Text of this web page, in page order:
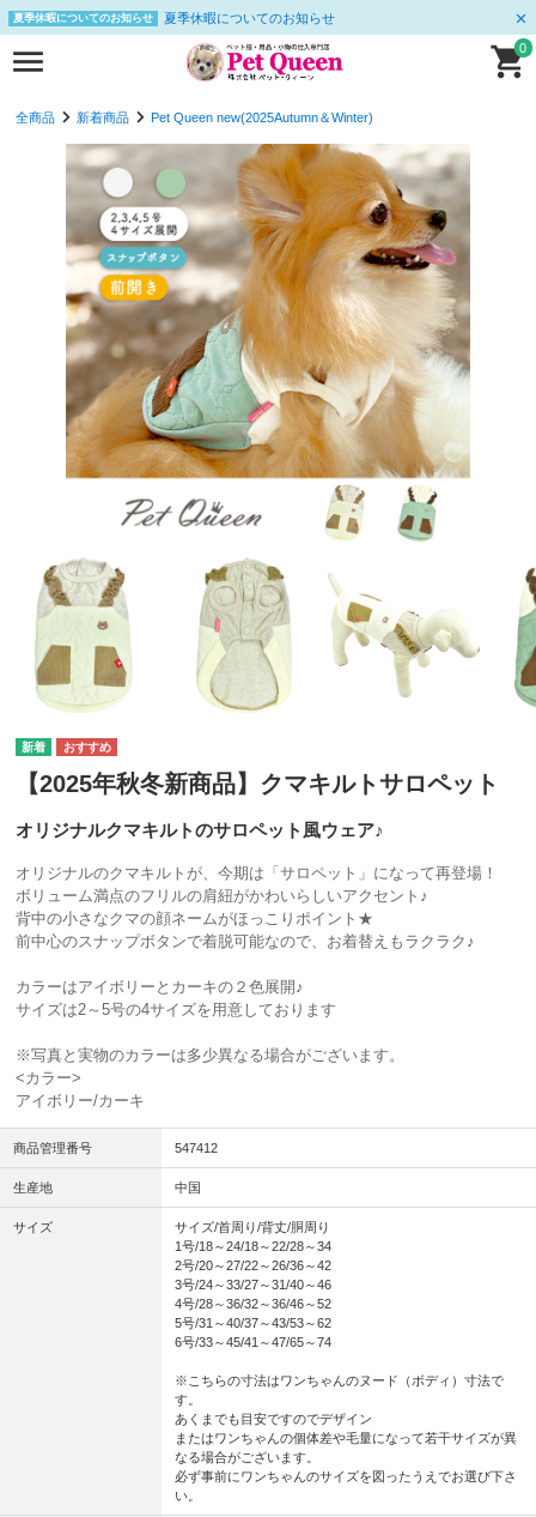
夏季休暇についてのお知らせ 夏季休暇についてのお知らせ
0
全商品 新着商品 Pet Queen new(2025Autumn＆Winter)
【2025年秋冬新商品】クマキルトサロペット
オリジナルクマキルトのサロペット風ウェア♪
オリジナルのクマキルトが、今期は「サロペット」になって再登場！
ボリューム満点のフリルの肩紐がかわいらしいアクセント♪
背中の小さなクマの顔ネームがほっこりポイント★
前中心のスナップボタンで着脱可能なので、お着替えもラクラク♪
カラーはアイボリーとカーキの２色展開♪
サイズは2～5号の4サイズを用意しております
※写真と実物のカラーは多少異なる場合がございます。
<カラー>
アイボリー/カーキ
商品管理番号 547412
生産地 中国
サイズ
サイズ/首周り/背丈/胴周り
1号/18～24/18～22/28～34
2号/20～27/22～26/36～42
3号/24～33/27～31/40～46
4号/28～36/32～36/46～52
5号/31～40/37～43/53～62
6号/33～45/41～47/65～74
※こちらの寸法はワンちゃんのヌード（ボディ）寸法で
す。
あくまでも目安ですのでデザイン
またはワンちゃんの個体差や毛量になって若干サイズが異
なる場合がございます。
必ず事前にワンちゃんのサイズを図ったうえでお選び下さ
い。